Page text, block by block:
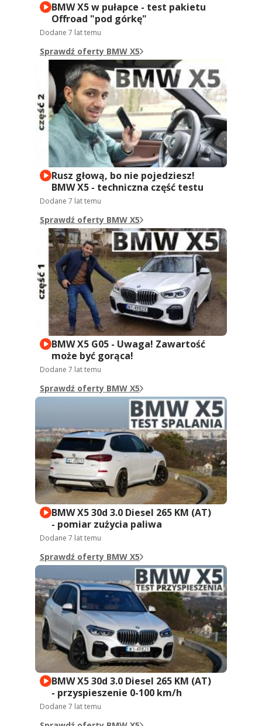
BMW X5 w pułapce - test pakietu
Offroad "pod górkę"
Dodane 7 lat temu
Sprawdź oferty BMW X5
Rusz głową, bo nie pojedziesz!
BMW X5 - techniczna część testu
Dodane 7 lat temu
Sprawdź oferty BMW X5
BMW X5 G05 - Uwaga! Zawartość
może być gorąca!
Dodane 7 lat temu
Sprawdź oferty BMW X5
BMW X5 30d 3.0 Diesel 265 KM (AT)
- pomiar zużycia paliwa
Dodane 7 lat temu
Sprawdź oferty BMW X5
BMW X5 30d 3.0 Diesel 265 KM (AT)
- przyspieszenie 0-100 km/h
Dodane 7 lat temu